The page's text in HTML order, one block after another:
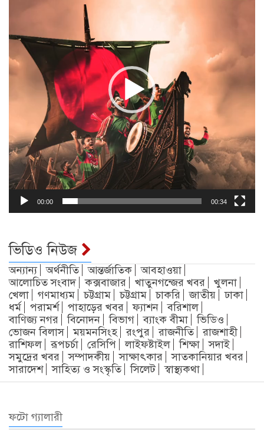
00:00 00:34
ভিডিও নিউজ
অন্যান্য অর্থনীতি আন্তর্জাতিক
আবহাওয়া
আলোচিত সংবাদ
কক্সবাজার খাতুনগন্জের খবর
খুলনা
খেলা
গণমাধ্যম চট্টগ্রাম চট্টগ্রাম চাকরি জাতীয়
ঢাকা
ধর্ম
পরামর্শ পাহাড়ের খবর ফ্যাশন
বরিশাল
বাণিজ্য নগর
বিনোদন বিভাগ ব্যাংক বীমা
ভিডিও
ভোজন বিলাস
ময়মনসিংহ রংপুর রাজনীতি
রাজশাহী
রাশিফল
রূপচর্চা রেসিপি লাইফষ্টাইল শিক্ষা
সদাই
সমুদ্রের খবর
সম্পাদকীয় সাক্ষাৎকার
সাতকানিয়ার খবর
সারাদেশ
সাহিত্য ও সংস্কৃতি সিলেট স্বাস্থ্যকথা
ফটো গ্যালারী